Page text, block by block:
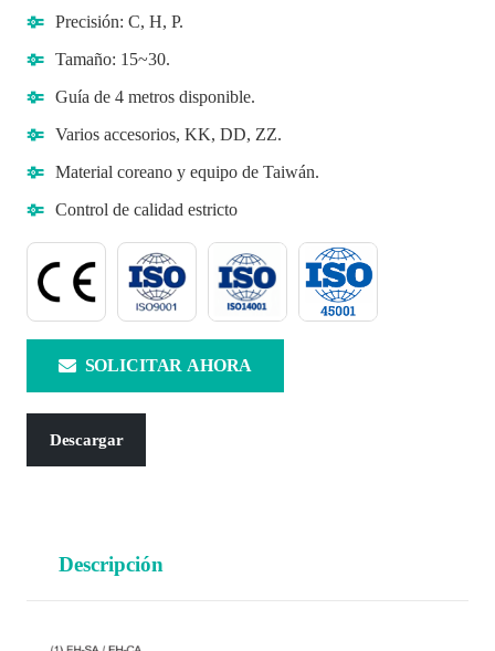
Precisión: C, H, P.
Tamaño: 15~30.
Guía de 4 metros disponible.
Varios accesorios, KK, DD, ZZ.
Material coreano y equipo de Taiwán.
Control de calidad estricto
SOLICITAR AHORA
Descargar
Descripción